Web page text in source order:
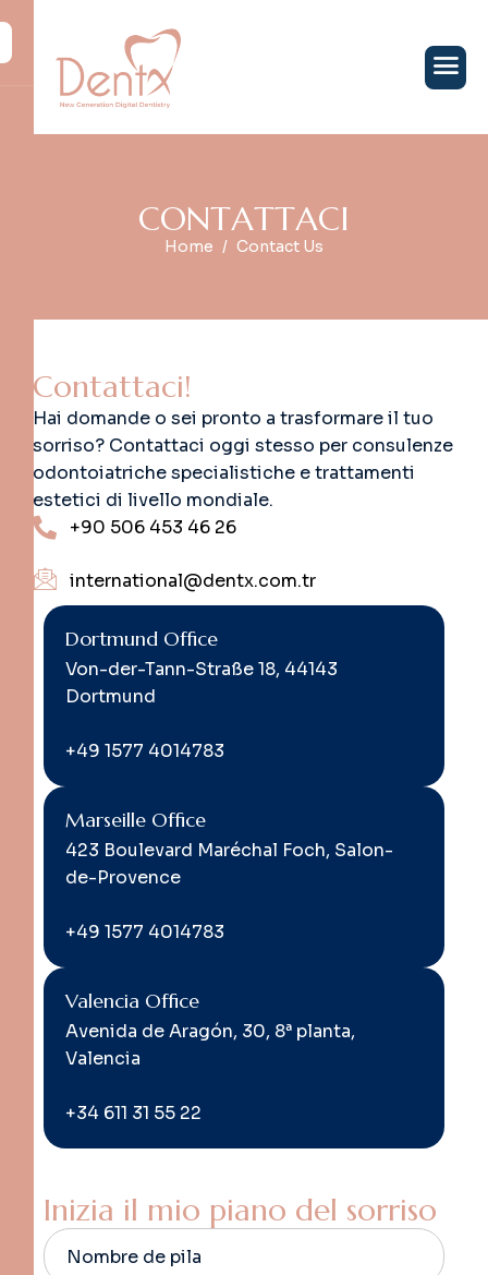
CONTATTACI
Home Contact Us
Contattaci!
Hai domande o sei pronto a trasformare il tuo
sorriso? Contattaci oggi stesso per consulenze
odontoiatriche specialistiche e trattamenti
estetici di livello mondiale.
+90 506 453 46 26
international@dentx.com.tr
Dortmund Office
Von-der-Tann-Straße 18, 44143
Dortmund
+49 1577 4014783
Marseille Office
423 Boulevard Maréchal Foch, Salon-
de-Provence
+49 1577 4014783
Valencia Office
Avenida de Aragón, 30, 8ª planta,
Valencia
+34 611 31 55 22
Inizia il mio piano del sorriso